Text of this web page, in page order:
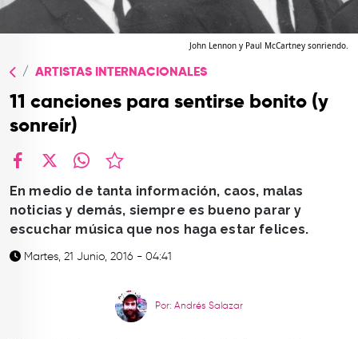
CONTACTO
John Lennon y Paul McCartney sonriendo.
ARTISTAS INTERNACIONALES
11 canciones para sentirse bonito (y
sonreír)
En medio de tanta información, caos, malas
noticias y demás, siempre es bueno parar y
escuchar música que nos haga estar felices.
Martes, 21 Junio, 2016 - 04:41
Por: Andrés Salazar